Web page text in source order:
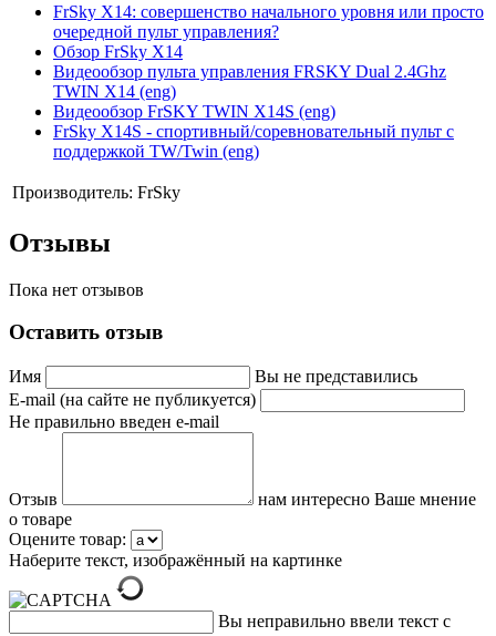
FrSky X14: совершенство начального уровня или просто
очередной пульт управления?
Обзор FrSky X14
Видеообзор пульта управления FRSKY Dual 2.4Ghz
TWIN X14 (eng)
Видеообзор FrSKY TWIN X14S (eng)
FrSky X14S - спортивный/соревновательный пульт с
поддержкой TW/Twin (eng)
Производитель: FrSky
Отзывы
Пока нет отзывов
Оставить отзыв
Имя
Вы не представились
E-mail (на сайте не публикуется)
Не правильно введен e-mail
Отзыв
нам интересно Ваше мнение
о товаре
Оцените товар:
Наберите текст, изображённый на картинке
Вы неправильно ввели текст с